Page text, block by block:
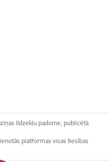
līdzekļu padome, publicētā
platformas visas tiesības